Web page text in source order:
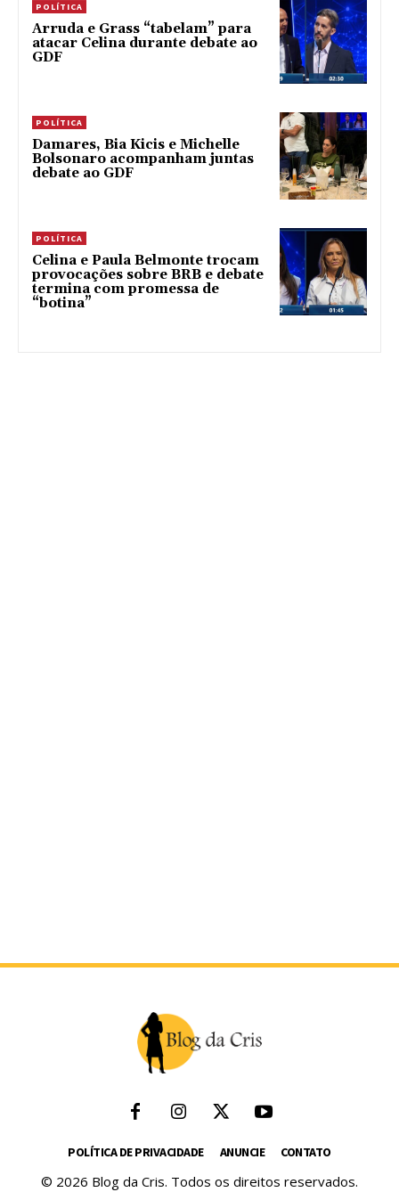
POLÍTICA
Arruda e Grass “tabelam” para
atacar Celina durante debate ao
GDF
POLÍTICA
Damares, Bia Kicis e Michelle
Bolsonaro acompanham juntas
debate ao GDF
POLÍTICA
Celina e Paula Belmonte trocam
provocações sobre BRB e debate
termina com promessa de
“botina”
POLÍTICA DE PRIVACIDADE ANUNCIE CONTATO
© 2026 Blog da Cris. Todos os direitos reservados.